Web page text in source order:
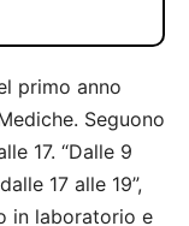
primo anno
Seguono
17. “Dalle 9
17 alle 19”,
in laboratorio e